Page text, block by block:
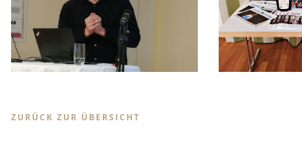
ZURÜCK ZUR ÜBERSICHT